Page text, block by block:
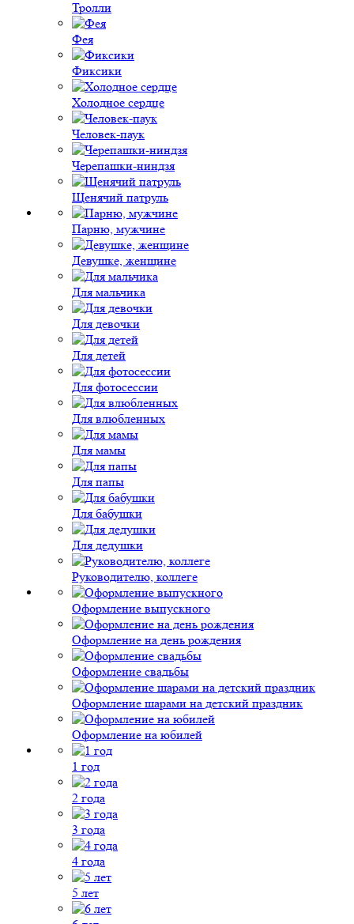
Тролли
Фея
Фиксики
Холодное сердце
Человек-паук
Черепашки-ниндзя
Щенячий патруль
Парню, мужчине
Девушке, женщине
Для мальчика
Для девочки
Для детей
Для фотосессии
Для влюбленных
Для мамы
Для папы
Для бабушки
Для дедушки
Руководителю, коллеге
Оформление выпускного
Оформление на день рождения
Оформление свадьбы
Оформление шарами на детский праздник
Оформление на юбилей
1 год
2 года
3 года
4 года
5 лет